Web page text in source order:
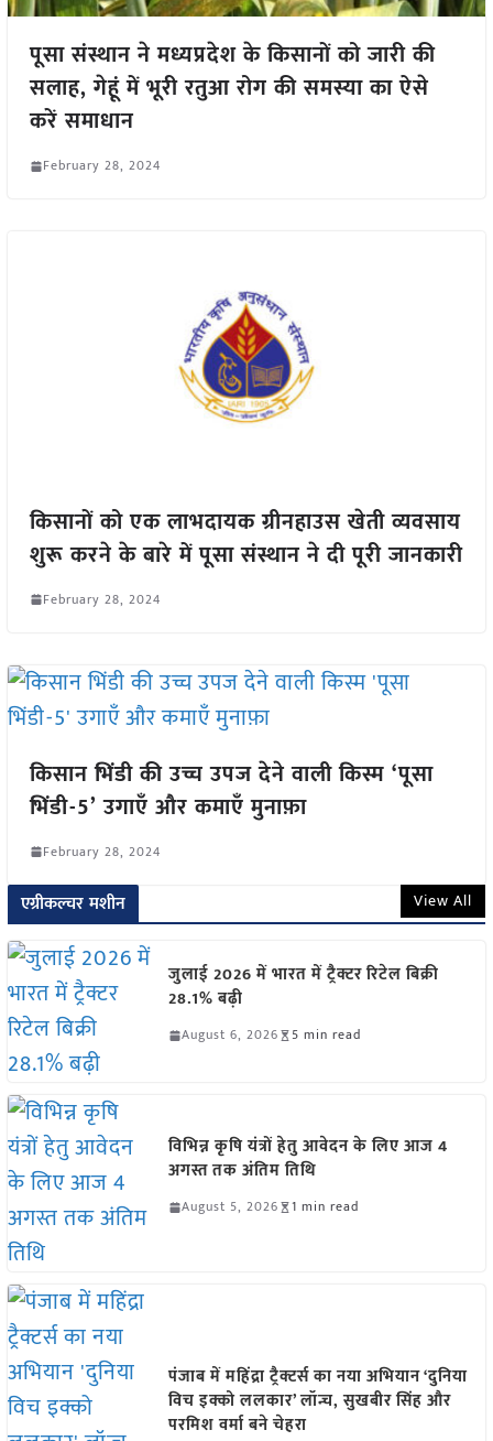
पूसा संस्थान ने मध्यप्रदेश के किसानों को जारी की
सलाह, गेहूं में भूरी रतुआ रोग की समस्या का ऐसे
करें समाधान
February 28, 2024
किसानों को एक लाभदायक ग्रीनहाउस खेती व्यवसाय
शुरू करने के बारे में पूसा संस्थान ने दी पूरी जानकारी
February 28, 2024
किसान भिंडी की उच्च उपज देने वाली किस्म ‘पूसा
भिंडी-5’ उगाएँ और कमाएँ मुनाफ़ा
February 28, 2024
एग्रीकल्चर मशीन View All
जुलाई 2026 में भारत में ट्रैक्टर रिटेल बिक्री
28.1% बढ़ी
August 6, 2026 5 min read
विभिन्न कृषि यंत्रों हेतु आवेदन के लिए आज 4
अगस्त तक अंतिम तिथि
August 5, 2026 1 min read
पंजाब में महिंद्रा ट्रैक्टर्स का नया अभियान ‘दुनिया
विच इक्को ललकार’ लॉन्च, सुखबीर सिंह और
परमिश वर्मा बने चेहरा